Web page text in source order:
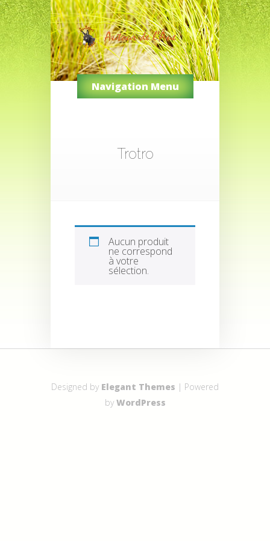
Navigation Menu
Trotro
Aucun produit
ne correspond
à votre
sélection.
Designed by Elegant Themes | Powered
by WordPress